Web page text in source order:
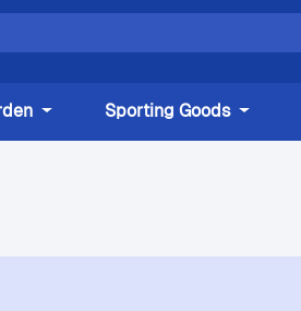
Sporting Goods